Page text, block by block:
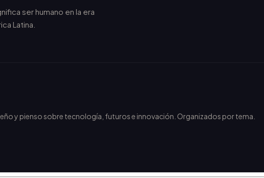
ser humano en la era
Latina.
y pienso sobre tecnología, futuros e innovación. Organizados por tema.